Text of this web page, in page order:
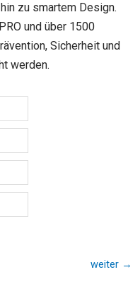
zu smartem Design.
und über 1500
Sicherheit und
werden.
weiter →